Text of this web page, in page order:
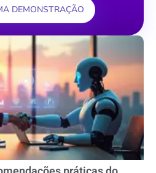
DEMONSTRAÇÃO